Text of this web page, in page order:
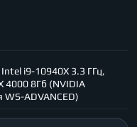
i9-10940X 3.3 ГГц,
4000 8Гб (NVIDIA
WS-ADVANCED)